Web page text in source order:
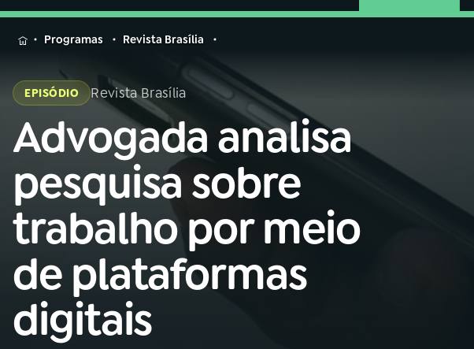
MENU
Buscar
na
Rádio
Nacional
Buscar
AO VIVO
01INÍCIO
02A RÁDIO
03 PROGRAMAÇÃO
na
Rádio
Programas Revista Brasília
EPISÓDIO Revista Brasília
Advogada analisa
pesquisa sobre
trabalho por meio
de plataformas
digitais